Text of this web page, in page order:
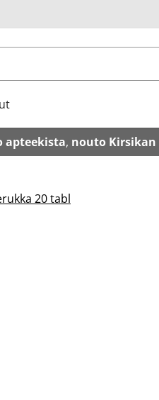
apteekista, nouto
20 tabl